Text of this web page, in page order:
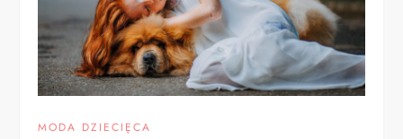
MODA DZIECIĘCA